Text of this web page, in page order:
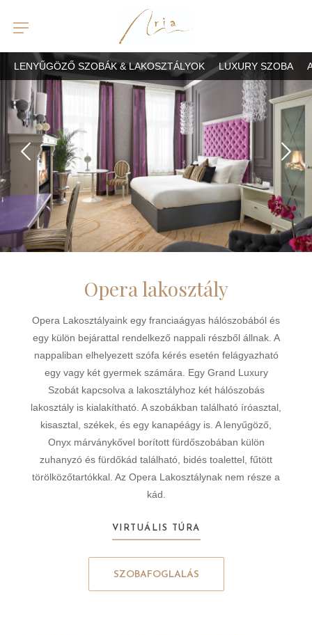
LENYŰGÖZŐ SZOBÁK & LAKOSZTÁLYOK LUXURY SZOBA
Opera lakosztály
Opera Lakosztályaink egy franciaágyas hálószobából és
egy külön bejárattal rendelkező nappali részből állnak. A
nappaliban elhelyezett szófa kérés esetén felágyazható
egy vagy két gyermek számára. Egy Grand Luxury
Szobát kapcsolva a lakosztályhoz két hálószobás
lakosztály is kialakítható. A szobákban található íróasztal,
kisasztal, székek, és egy kanapéágy is. A lenyűgöző,
Onyx márványkővel borított fürdőszobában külön
zuhanyzó és fürdőkád található, bidés toalettel, fűtött
törölközőtartókkal. Az Opera Lakosztálynak nem része a
kád.
VIRTUÁLIS TÚRA
SZOBAFOGLALÁS